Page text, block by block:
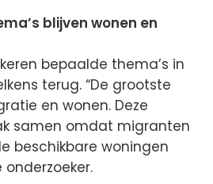
blijven wonen en
bepaalde thema’s in
terug. “De grootste
en wonen. Deze
samen omdat migranten
beschikbare woningen
onderzoeker.